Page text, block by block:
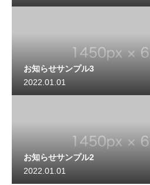
お知らせサンプル3
2022.01.01
お知らせサンプル2
2022.01.01